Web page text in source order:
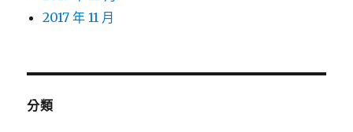
2017 年 11 月
分類